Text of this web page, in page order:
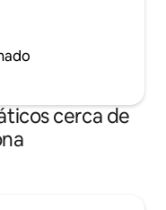
cerca de